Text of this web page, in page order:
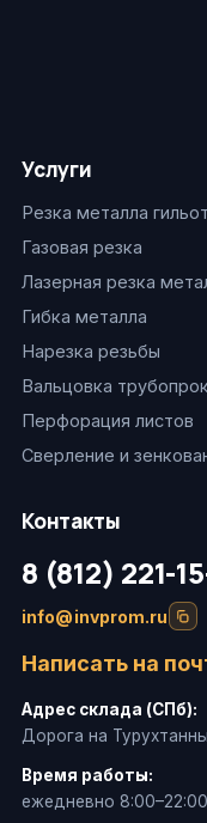
Услуги
Резка металла
Газовая резка
Лазерная резка
Гибка металла
Нарезка резьбы
Вальцовка
Перфорация листов
Сверление и
Контакты
8 (812) 221-
info@invprom.ru
Написать на
Адрес склада (СПб):
Дорога на
Время работы:
ежедневно 8:00–22:00